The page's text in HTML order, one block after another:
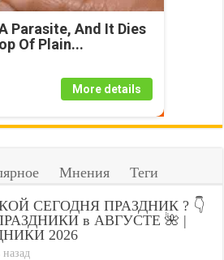
Parasite, And It Dies
Of Plain...
More details
Мнения Теги
СЕГОДНЯ ПРАЗДНИК ? 👇
в АВГУСТЕ 🌺 |
2026
назад